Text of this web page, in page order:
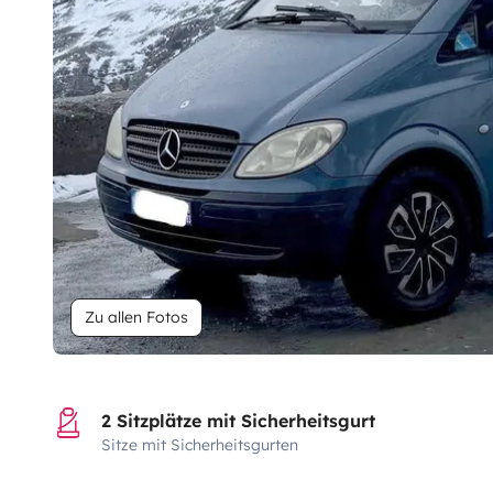
Zu allen Fotos
2 Sitzplätze mit Sicherheitsgurt
Sitze mit Sicherheitsgurten